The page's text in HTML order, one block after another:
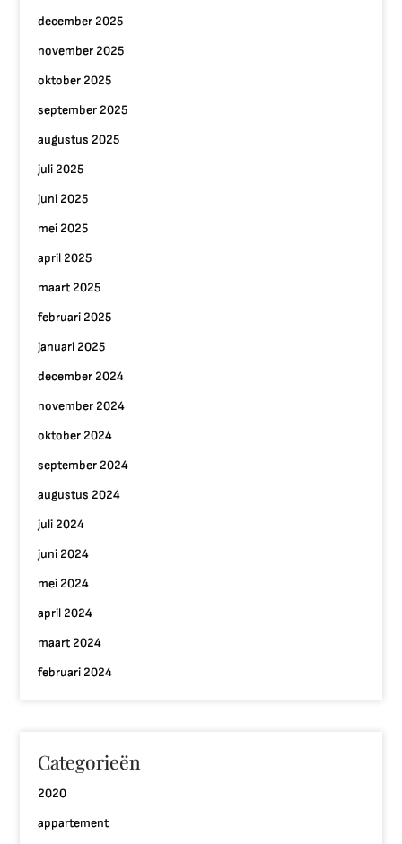
december 2025
november 2025
oktober 2025
september 2025
augustus 2025
juli 2025
juni 2025
mei 2025
april 2025
maart 2025
februari 2025
januari 2025
december 2024
november 2024
oktober 2024
september 2024
augustus 2024
juli 2024
juni 2024
mei 2024
april 2024
maart 2024
februari 2024
Categorieën
2020
appartement